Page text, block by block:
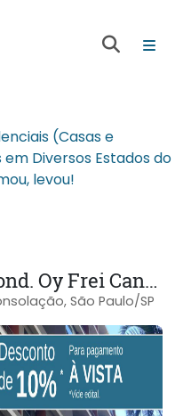
(Casas e
Diversos Estados do
levou!
Apartamento no "Cond. Oy Frei Caneca" na Consolação em São Paulo/SP
São Paulo/SP